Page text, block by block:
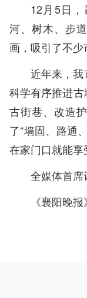
12月5日
河、树木、步
画，吸引了不少
近年来，我
科学有序推进
古街巷、改造
了“墙固、路通
在家门口就能享
全媒体首
《襄阳晚